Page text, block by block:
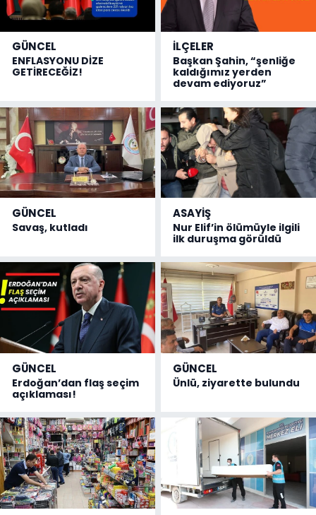
GÜNCEL
ENFLASYONU DİZE
GETİRECEĞİZ!
İLÇELER
Başkan Şahin, “şenliğe
kaldığımız yerden
devam ediyoruz”
GÜNCEL
Savaş, kutladı
ASAYİŞ
Nur Elif’in ölümüyle ilgili
ilk duruşma görüldü
GÜNCEL
Erdoğan’dan flaş seçim
açıklaması!
GÜNCEL
Ünlü, ziyarette bulundu